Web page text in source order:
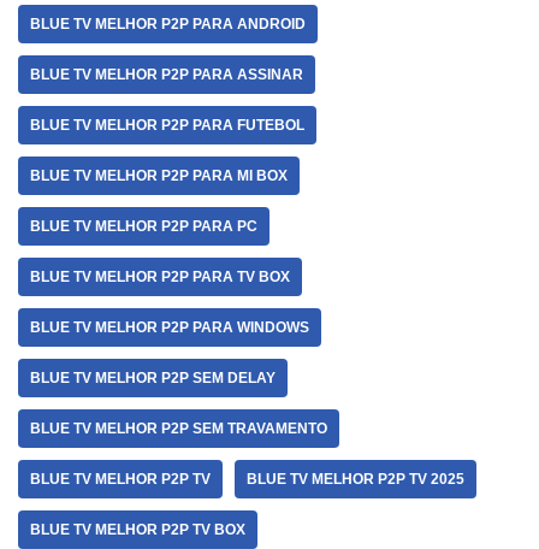
BLUE TV MELHOR P2P PARA ANDROID
BLUE TV MELHOR P2P PARA ASSINAR
BLUE TV MELHOR P2P PARA FUTEBOL
BLUE TV MELHOR P2P PARA MI BOX
BLUE TV MELHOR P2P PARA PC
BLUE TV MELHOR P2P PARA TV BOX
BLUE TV MELHOR P2P PARA WINDOWS
BLUE TV MELHOR P2P SEM DELAY
BLUE TV MELHOR P2P SEM TRAVAMENTO
BLUE TV MELHOR P2P TV BLUE TV MELHOR P2P TV 2025
BLUE TV MELHOR P2P TV BOX